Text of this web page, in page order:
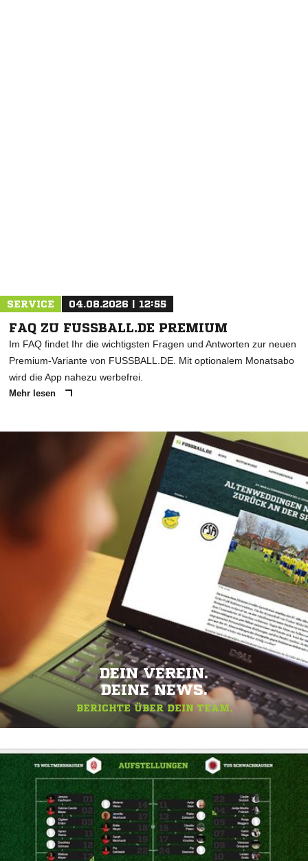
SERVICE 04.08.2026 | 12:55
FAQ ZU FUSSBALL.DE PREMIUM
Im FAQ findet Ihr die wichtigsten Fragen und Antworten zur neuen
Premium-Variante von FUSSBALL.DE. Mit optionalem Monatsabo
wird die App nahezu werbefrei.
Mehr lesen
DEIN VEREIN.
DEINE NEWS.
BERICHTE ÜBER DEIN TEAM.